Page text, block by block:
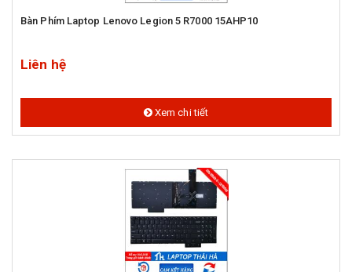
Bàn Phím Laptop Lenovo Legion 5 R7000 15AHP10
Liên hệ
Xem chi tiết